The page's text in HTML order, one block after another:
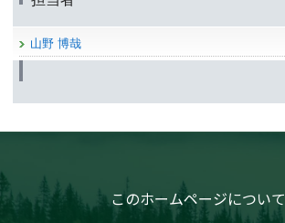
山野 博哉
このホームページについて